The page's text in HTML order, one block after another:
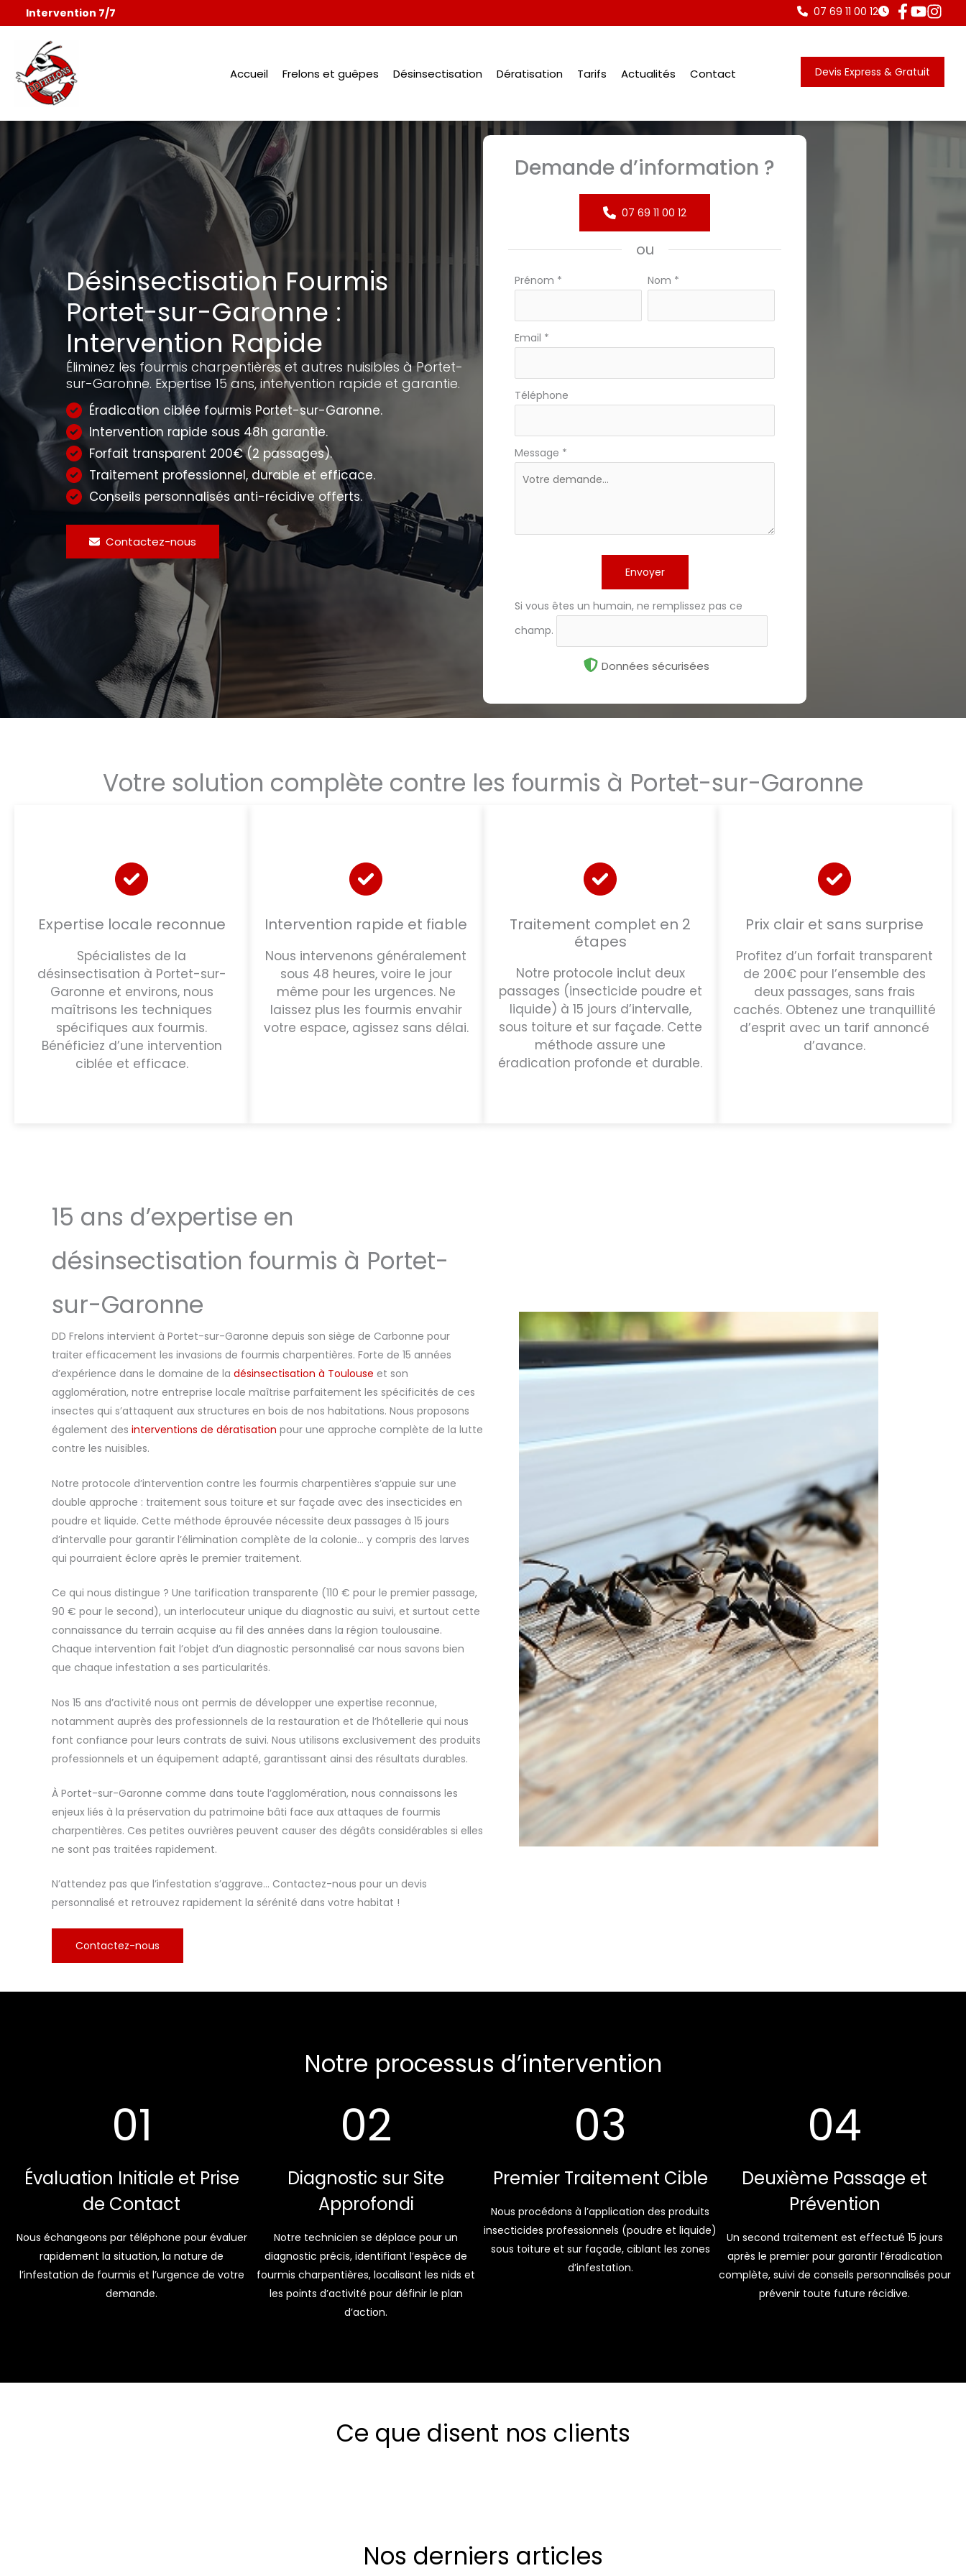
au
contenu
Intervention 7/7 07 69 11 00 12
Accueil Frelons et guêpes Désinsectisation Dératisation Tarifs Actualités Contact Devis Express & Gratuit
Désinsectisation Fourmis
Portet-sur-Garonne :
Intervention Rapide
Éliminez les fourmis charpentières et autres nuisibles à Portet-
sur-Garonne. Expertise 15 ans, intervention rapide et garantie.
Éradication ciblée fourmis Portet-sur-Garonne.
Intervention rapide sous 48h garantie.
Forfait transparent 200€ (2 passages).
Traitement professionnel, durable et efficace.
Conseils personnalisés anti-récidive offerts.
Contactez-nous
Demande d’information ?
07 69 11 00 12
ou
Formulaire
téléphone
Prénom * Nom *
Email *
Téléphone
Message *
Envoyer
Si vous êtes un humain, ne remplissez pas ce
champ.
Données sécurisées
Votre solution complète contre les fourmis à Portet-sur-Garonne
Expertise locale reconnue
Spécialistes de la
désinsectisation à Portet-sur-
Garonne et environs, nous
maîtrisons les techniques
spécifiques aux fourmis.
Bénéficiez d’une intervention
ciblée et efficace.
Intervention rapide et fiable
Nous intervenons généralement
sous 48 heures, voire le jour
même pour les urgences. Ne
laissez plus les fourmis envahir
votre espace, agissez sans délai.
Traitement complet en 2
étapes
Notre protocole inclut deux
passages (insecticide poudre et
liquide) à 15 jours d’intervalle,
sous toiture et sur façade. Cette
méthode assure une
éradication profonde et durable.
Prix clair et sans surprise
Profitez d’un forfait transparent
de 200€ pour l’ensemble des
deux passages, sans frais
cachés. Obtenez une tranquillité
d’esprit avec un tarif annoncé
d’avance.
15 ans d’expertise en
désinsectisation fourmis à Portet-
sur-Garonne
DD Frelons intervient à Portet-sur-Garonne depuis son siège de Carbonne pour
traiter efficacement les invasions de fourmis charpentières. Forte de 15 années
d’expérience dans le domaine de la désinsectisation à Toulouse et son
agglomération, notre entreprise locale maîtrise parfaitement les spécificités de ces
insectes qui s’attaquent aux structures en bois de nos habitations. Nous proposons
également des interventions de dératisation pour une approche complète de la lutte
contre les nuisibles.
Notre protocole d’intervention contre les fourmis charpentières s’appuie sur une
double approche : traitement sous toiture et sur façade avec des insecticides en
poudre et liquide. Cette méthode éprouvée nécessite deux passages à 15 jours
d’intervalle pour garantir l’élimination complète de la colonie… y compris des larves
qui pourraient éclore après le premier traitement.
Ce qui nous distingue ? Une tarification transparente (110 € pour le premier passage,
90 € pour le second), un interlocuteur unique du diagnostic au suivi, et surtout cette
connaissance du terrain acquise au fil des années dans la région toulousaine.
Chaque intervention fait l’objet d’un diagnostic personnalisé car nous savons bien
que chaque infestation a ses particularités.
Nos 15 ans d’activité nous ont permis de développer une expertise reconnue,
notamment auprès des professionnels de la restauration et de l’hôtellerie qui nous
font confiance pour leurs contrats de suivi. Nous utilisons exclusivement des produits
professionnels et un équipement adapté, garantissant ainsi des résultats durables.
À Portet-sur-Garonne comme dans toute l’agglomération, nous connaissons les
enjeux liés à la préservation du patrimoine bâti face aux attaques de fourmis
charpentières. Ces petites ouvrières peuvent causer des dégâts considérables si elles
ne sont pas traitées rapidement.
N’attendez pas que l’infestation s’aggrave… Contactez-nous pour un devis
personnalisé et retrouvez rapidement la sérénité dans votre habitat !
Contactez-nous
Notre processus d’intervention
01
Évaluation Initiale et Prise
de Contact
Nous échangeons par téléphone pour évaluer
rapidement la situation, la nature de
l’infestation de fourmis et l’urgence de votre
demande.
02
Diagnostic sur Site
Approfondi
Notre technicien se déplace pour un
diagnostic précis, identifiant l’espèce de
fourmis charpentières, localisant les nids et
les points d’activité pour définir le plan
d’action.
03
Premier Traitement Cible
Nous procédons à l’application des produits
insecticides professionnels (poudre et liquide)
sous toiture et sur façade, ciblant les zones
d’infestation.
04
Deuxième Passage et
Prévention
Un second traitement est effectué 15 jours
après le premier pour garantir l’éradication
complète, suivi de conseils personnalisés pour
prévenir toute future récidive.
Ce que disent nos clients
Nos derniers articles